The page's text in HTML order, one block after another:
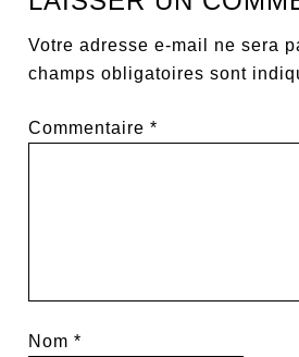
Votre adresse e-mail ne sera
champs obligatoires sont
Commentaire*
Nom*